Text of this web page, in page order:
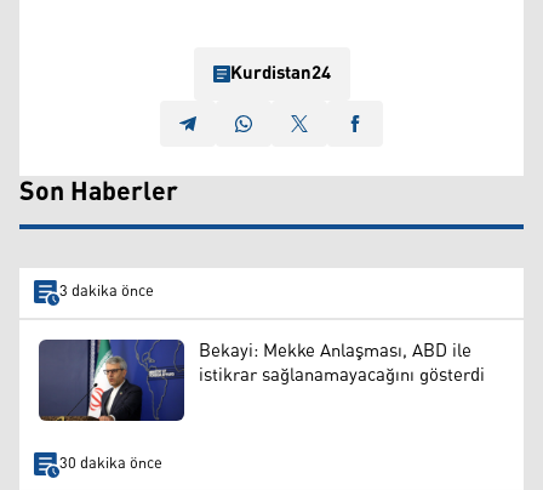
Kurdistan24
Son Haberler
3 dakika önce
Bekayi: Mekke Anlaşması, ABD ile
istikrar sağlanamayacağını gösterdi
30 dakika önce